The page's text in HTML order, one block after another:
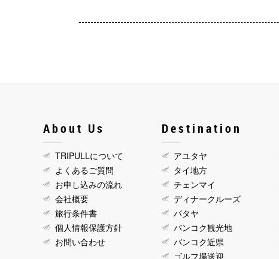
About Us
TRIPULLについて
よくあるご質問
お申し込みの流れ
会社概要
旅行条件書
個人情報保護方針
お問い合わせ
Destination
アユタヤ
タイ地方
チェンマイ
ディナークルーズ
パタヤ
バンコク観光地
バンコク近県
ゴルフ場送迎